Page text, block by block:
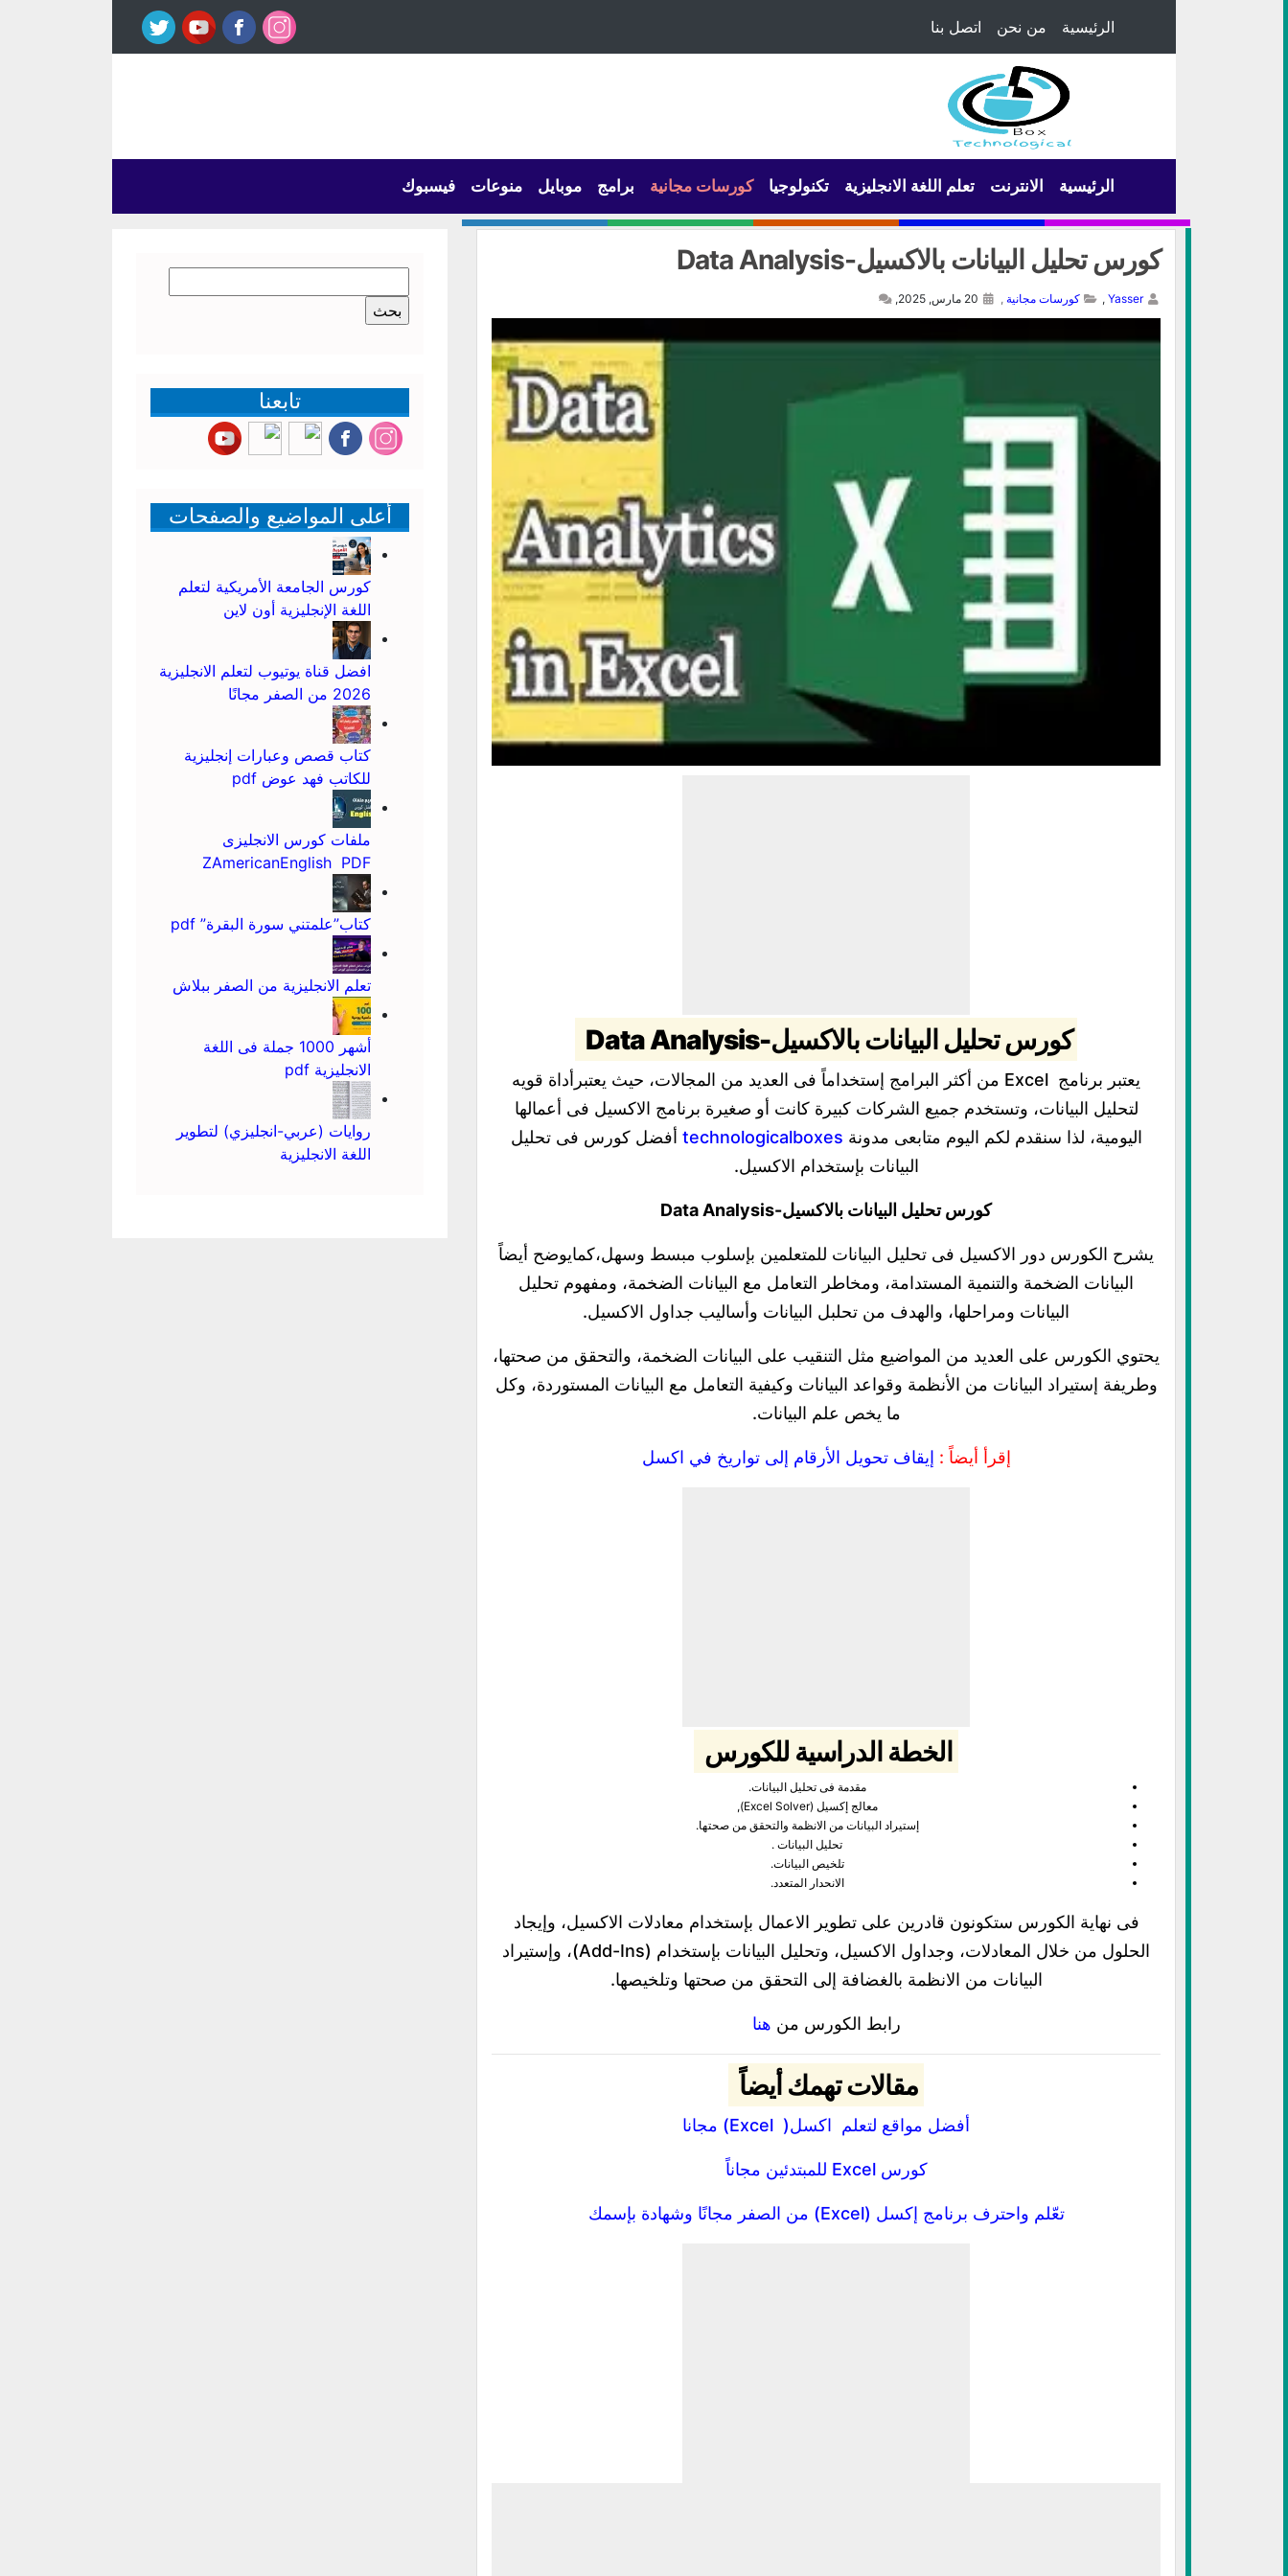
الرئيسية من نحن اتصل بنا
الرئيسية الانترنت تعلم اللغة الانجليزية تكنولوجيا كورسات مجانية برامج موبايل منوعات فيسبوك
كورس تحليل البيانات بالاكسيل-Data Analysis
Yasser
, كورسات مجانية ,
كورس تحليل البيانات بالاكسيل-Data Analysis
يعتبر برنامج Excel من أكثر البرامج إستخداماً فى العديد من المجالات، حيث يعتبرأداة قويه
لتحليل البيانات، وتستخدم جميع الشركات كبيرة كانت أو صغيرة برنامج الاكسيل فى أعمالها
اليومية، لذا سنقدم لكم اليوم متابعى مدونة technologicalboxes أفضل كورس فى تحليل
البيانات بإستخدام الاكسيل.
كورس تحليل البيانات بالاكسيل-Data Analysis
يشرح الكورس دور الاكسيل فى تحليل البيانات للمتعلمين بإسلوب مبسط وسهل،كمايوضح أيضاً
البيانات الضخمة والتنمية المستدامة، ومخاطر التعامل مع البيانات الضخمة، ومفهوم تحليل
البيانات ومراحلها، والهدف من تحلبل البيانات وأساليب جداول الاكسيل.
يحتوي الكورس على العديد من المواضيع مثل التنقيب على البيانات الضخمة، والتحقق من صحتها،
وطريفة إستيراد البيانات من الأنظمة وقواعد البيانات وكيفية التعامل مع البيانات المستوردة، وكل
ما يخص علم البيانات.
إقرأ أيضاً : إيقاف تحويل الأرقام إلى تواريخ في اكسل
الخطة الدراسية للكورس
مقدمة فى تحليل البيانات.
معالج إكسيل (Excel Solver),
إستيراد البيانات من الانظمة والتحقق من صحتها.
تحليل البيانات .
تلخيص البيانات.
الانحدار المتعدد.
فى نهاية الكورس ستكونون قادرين على تطوير الاعمال بإستخدام معادلات الاكسيل، وإيجاد
الحلول من خلال المعادلات، وجداول الاكسيل، وتحليل البيانات بإستخدام (Add-Ins)، وإستيراد
البيانات من الانظمة بالغضافة إلى التحقق من صحتها وتلخيصها.
رابط الكورس من هنا
مقالات تهمك أيضاً
أفضل مواقع لتعلم اكسل( Excel) مجانا
كورس Excel للمبتدئين مجاناً
تعّلم واحترف برنامج إكسل (Excel) من الصفر مجانًا وشهادة بإسمك
عن:
تابعنا
أعلى المواضيع والصفحات
كورس الجامعة الأمريكية لتعلم
اللغة الإنجليزية أون لاين
افضل قناة يوتيوب لتعلم الانجليزية
2026 من الصفر مجانًا
كتاب قصص وعبارات إنجليزية
للكاتب فهد عوض pdf
ملفات كورس الانجليزى
ZAmericanEnglish PDF
كتاب”علمتني سورة البقرة” pdf
تعلم الانجليزية من الصفر ببلاش
أشهر 1000 جملة فى اللغة
الانجليزية pdf
روايات (عربي-انجليزي) لتطوير
اللغة الانجليزية